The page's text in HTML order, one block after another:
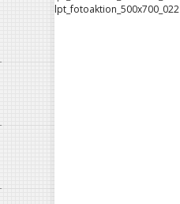
lpt_fotoaktion_500x700_022